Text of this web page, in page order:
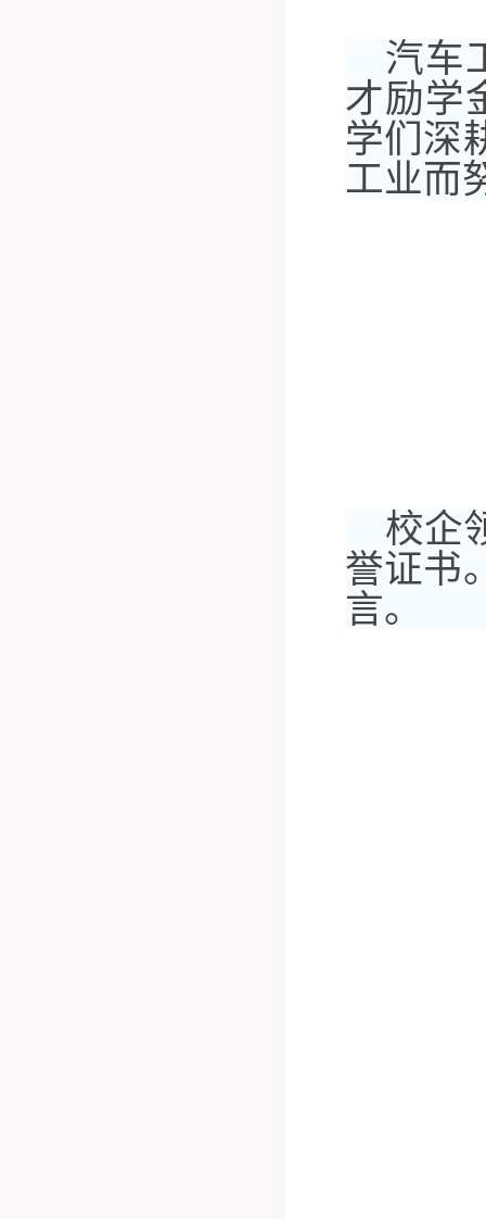
汽车
才励学
学们深
工业而
校企
誉证书
言。